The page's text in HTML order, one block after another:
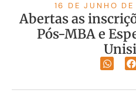
16 DE JUNHO
Abertas as
Pós-MBA e